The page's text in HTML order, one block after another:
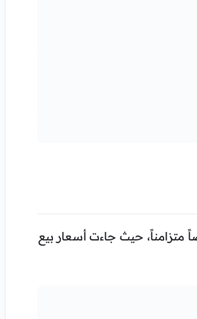
متزامناً، حيث جاءت أسعار بيع